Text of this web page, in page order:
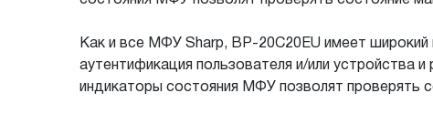
Как и все МФУ Sharp, BP-20C20EU имеет широкий
аутентификация пользователя и/или
индикаторы состояния МФУ позволят проверять